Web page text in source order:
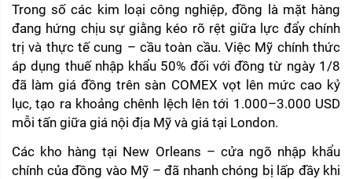
Trong số các kim loại công nghiệp, đồng là mặt hàng
đang hứng chịu sự giằng kéo rõ rệt giữa lực đẩy chính
trị và thực tế cung – cầu toàn cầu. Việc Mỹ chính thức
áp dụng thuế nhập khẩu 50% đối với đồng từ ngày 1/8
đã làm giá đồng trên sàn COMEX vọt lên mức cao kỷ
lục, tạo ra khoảng chênh lệch lên tới 1.000–3.000 USD
mỗi tấn giữa giá nội địa Mỹ và giá tại London.
Các kho hàng tại New Orleans – cửa ngõ nhập khẩu
chính của đồng vào Mỹ – đã nhanh chóng bị lấp đầy khi